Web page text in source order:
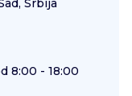
Srbija
8:00 - 18:00